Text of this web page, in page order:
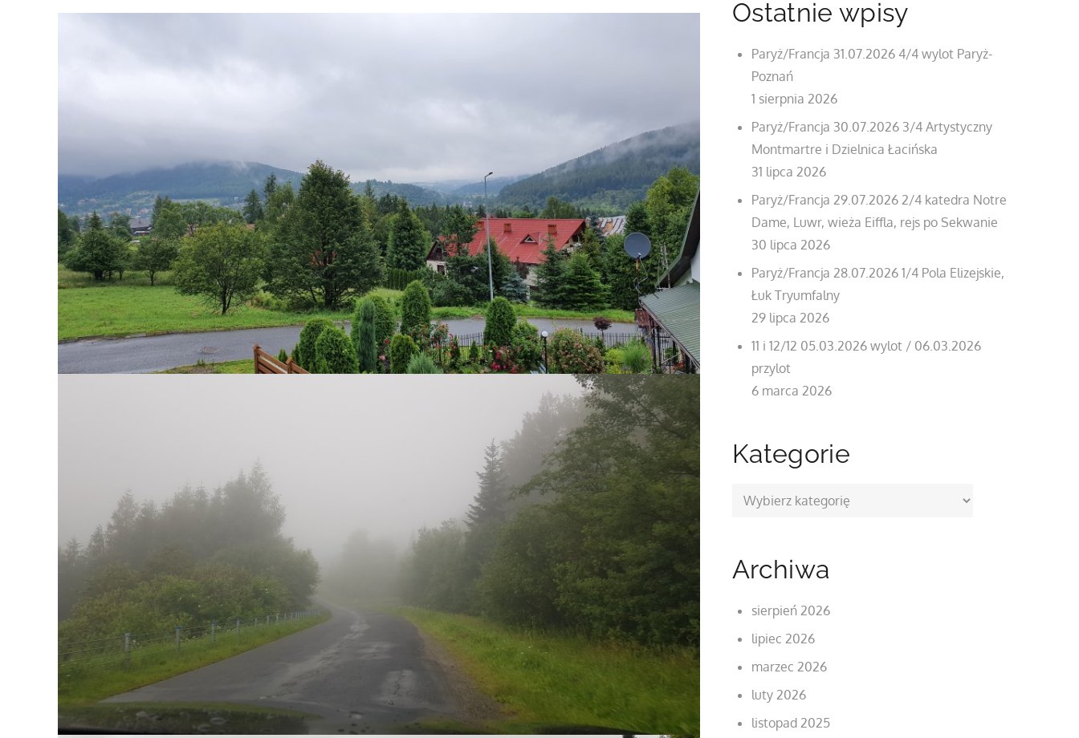
Ostatnie wpisy
Paryż/Francja 31.07.2026 4/4 wylot Paryż-
Poznań
1 sierpnia 2026
Paryż/Francja 30.07.2026 3/4 Artystyczny
Montmartre i Dzielnica Łacińska
31 lipca 2026
Paryż/Francja 29.07.2026 2/4 katedra Notre
Dame, Luwr, wieża Eiffla, rejs po Sekwanie
30 lipca 2026
Paryż/Francja 28.07.2026 1/4 Pola Elizejskie,
Łuk Tryumfalny
29 lipca 2026
11 i 12/12 05.03.2026 wylot / 06.03.2026
przylot
6 marca 2026
Kategorie
Kategorie
Archiwa
sierpień 2026
lipiec 2026
marzec 2026
luty 2026
listopad 2025